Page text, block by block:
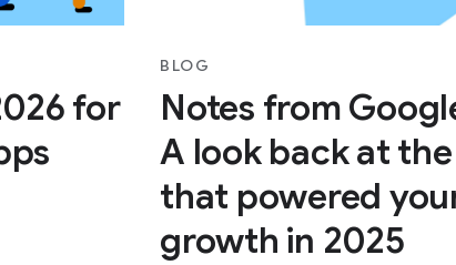
for
BLOG
Notes from
A look back at
that powered
growth in 2025